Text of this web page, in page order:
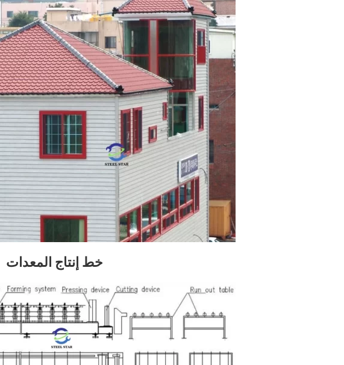
خط إنتاج المعدات